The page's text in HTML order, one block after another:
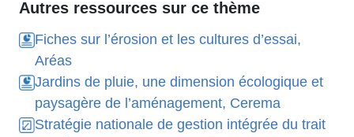
Autres ressources sur ce thème
Fiches sur l’érosion et les cultures d’essai,
Aréas
Jardins de pluie, une dimension écologique et
paysagère de l’aménagement, Cerema
Stratégie nationale de gestion intégrée du trait